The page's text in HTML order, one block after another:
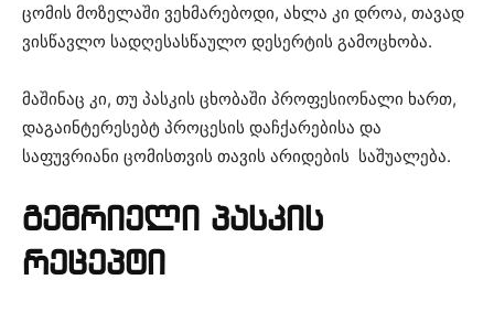
ცომის მოზელაში ვეხმარებოდი, ახლა კი დროა, თავად
ვისწავლო სადღესასწაულო დესერტის გამოცხობა.
მაშინაც კი, თუ პასკის ცხობაში პროფესიონალი ხართ,
დაგაინტერესებტ პროცესის დაჩქარებისა და
საფუვრიანი ცომისთვის თავის არიდების საშუალება.
გემრიელი პასკის
რეცეპტი